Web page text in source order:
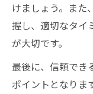
けましょう。また
握し、適切なタイ
が大切です。
最後に、信頼でき
ポイントとなりま